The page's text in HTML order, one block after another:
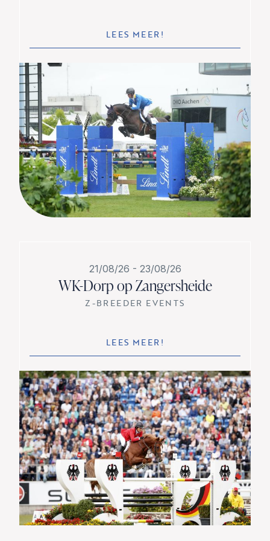
LEES MEER!
21/08/26 - 23/08/26
WK-Dorp op Zangersheide
Z-BREEDER EVENTS
LEES MEER!